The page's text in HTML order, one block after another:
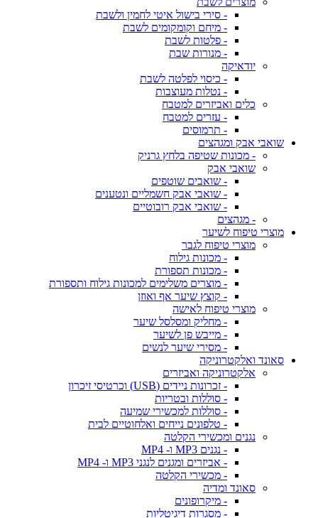
- סירי בישול איטי לחמין ולשבת
- מיחם וקומקומים לשבת
- פלטות לשבת
- מנורות שבת
יודאיקה
- כיסוי לפלטה לשבת
- נטלות מעוצבות
כלים ואביזרים למטבח
- עזרים למטבח
- תרמוסים
שואבי אבק ומגהצים
- מכונות שטיפה בלחץ גרניק
שואבי אבק
- שואבים שוטפים
- שואבי אבק חשמליים ונטענים
- שואבי אבק רובוטיים
- מגהצים
מוצרי טיפוח לשיער
מוצרי טיפוח לגבר
- מכונות גילוח
- מכונות תספורת
- מוצרים משלימים למכונות גילוח ותספורת
- קוצץ שיער אף ואוזן
מוצרי טיפוח לאישה
- מחליק ומסלסל שיער
- מייבש פן לשיער
- מסירי שיער לנשים
סאונד ואלקטרוניקה
אלקטרוניקה ואביזרים
- זכרונות ניידים (USB) וכרטיסי זיכרון
- סוללות ובטריות
- סוללות למכשירי שמיעה
- טלפונים נייחים ואלחוטיים לבית
נגנים ומכשירי הקלטה
- נגנים MP3 ו- MP4
- אביזרים ומגנים לנגני MP3 ו- MP4
- מכשירי הקלטה
סאונד ומדיה
- מיקרופונים
- מסגרות דיגיטליות